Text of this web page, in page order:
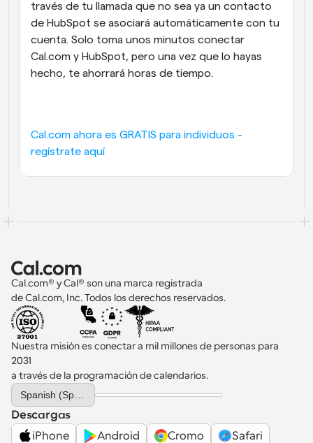
través de tu llamada que no sea ya un contacto
de HubSpot se asociará automáticamente con tu
cuenta. Solo toma unos minutos conectar
Cal.com y HubSpot, pero una vez que lo hayas
hecho, te ahorrará horas de tiempo.
Cal.com ahora es GRATIS para individuos -
regístrate aquí
Cal.com® y Cal® son una marca registrada
de Cal.com, Inc. Todos los derechos reservados.
Nuestra misión es conectar a mil millones de personas para
2031
a través de la programación de calendarios.
Select Language
Descargas
iPhone
Android Cromo
Safari